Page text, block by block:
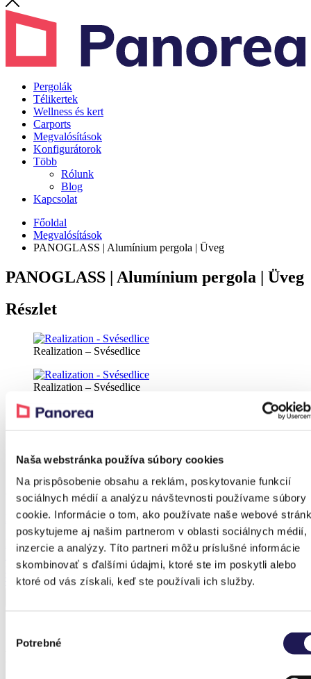
Naša webstránka používa súbory cookies
Na prispôsobenie obsahu a reklám, poskytovanie funkcií
sociálnych médií a analýzu návštevnosti používame súbory
cookie. Informácie o tom, ako používate naše webové
poskytujeme aj našim partnerom v oblasti sociálnych médií,
inzercie a analýzy. Títo partneri môžu príslušné informácie
skombinovať s ďalšími údajmi, ktoré ste im poskytli alebo
ktoré od vás získali, keď ste používali ich služby.
súhlasu
Potrebné
Pergolák
Télikertek
Wellness és kert
Carports
Megvalósítások
Konfigurátorok
Több
Rólunk
Blog
Kapcsolat
Főoldal
Megvalósítások
PANOGLASS | Alumínium pergola | Üveg
PANOGLASS | Alumínium pergola | Üveg
Részlet
Realization – Svésedlice
Realization – Svésedlice
Realization – Svésedlice
A referenciához tartozó terméke
Kedvezmény 37 %
PANOGLASS
Üveg
Tól1 130 757,84Ft Tól 706 766,65Ft